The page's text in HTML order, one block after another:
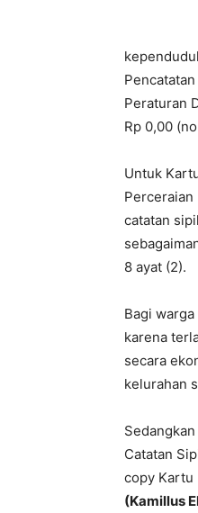
Peraturan
Rp 0,00
Untuk
Perceraian
catatan
8 ayat (2).
Bagi
karena
secara
kelurahan
Catatan
copy Kartu
(Kamillus